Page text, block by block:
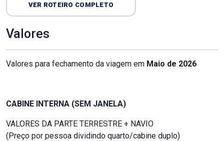
VER ROTEIRO COMPLETO
Valores
Valores para fechamento da viagem em Maio de 2026
CABINE INTERNA (SEM JANELA)
VALORES DA PARTE TERRESTRE + NAVIO
(Preço por pessoa dividindo quarto/cabine duplo)